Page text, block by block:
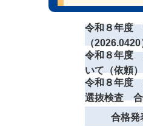
令和８年度
（2026.0420
令和８年度
いて（依頼）
令和８年度
選抜検査
合格発